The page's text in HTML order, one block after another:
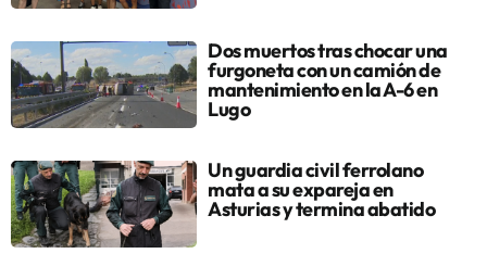
Dos muertos tras chocar una
furgoneta con un camión de
mantenimiento en la A-6 en
Lugo
Un guardia civil ferrolano
mata a su expareja en
Asturias y termina abatido